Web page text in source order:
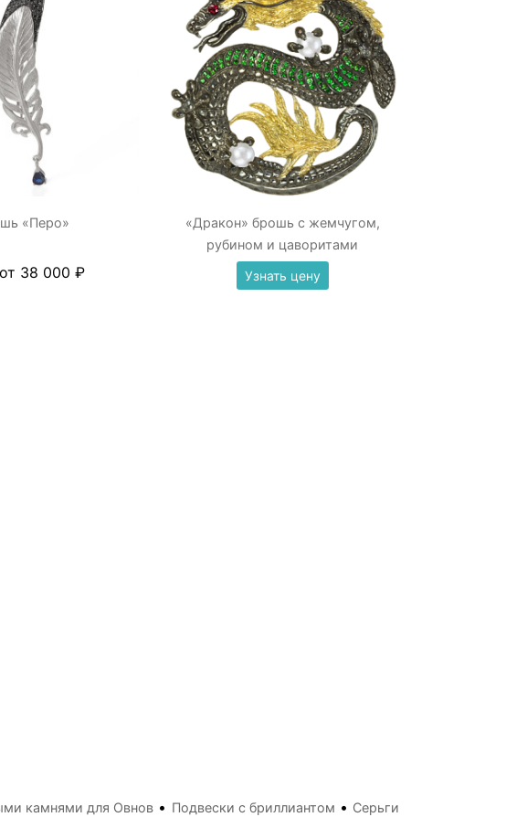
«Перо»
38 000 ₽
«Дракон» брошь с жемчугом,
рубином и цаворитами
Узнать цену
камнями для Овнов • Подвески с бриллиантом • Серьги